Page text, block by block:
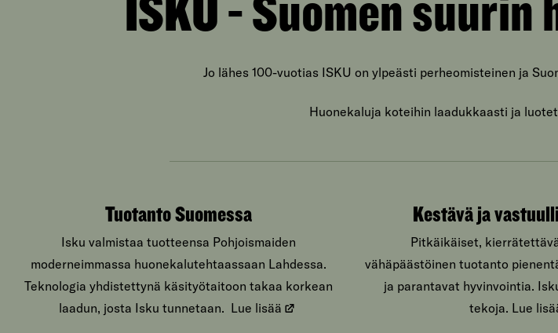
Jo lähes 100-vuotias ISKU on ylpeästi perheomisteinen ja
Huonekaluja koteihin laadukkaasti ja
Tuotanto Suomessa
Isku valmistaa tuotteensa Pohjoismaiden
moderneimmassa huonekalutehtaassaan Lahdessa.
Teknologia yhdistettynä käsityötaitoon takaa korkean
laadun, josta Isku tunnetaan. Lue lisää
Kestävä ja
Pitkäikäiset,
vähäpäästöinen tuotanto
ja parantavat hyvinvointia.
tekoja. Lue